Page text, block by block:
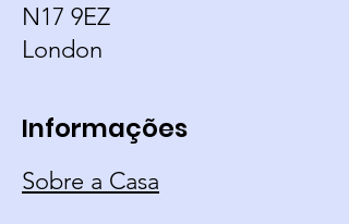
N17 9EZ
London
Informações
Sobre a Casa